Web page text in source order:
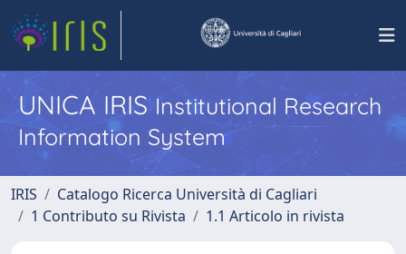
UNICA IRISInstitutional Research
Information System
IRIS
Catalogo Ricerca Università di Cagliari
1 Contributo su Rivista
1.1 Articolo in rivista